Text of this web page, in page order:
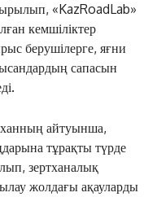
«KazRoadLab»
кемшіліктер
берушілерге, яғни
сапасын
айтуынша,
тұрақты түрде
зертханалық
жолдағы ақауларды